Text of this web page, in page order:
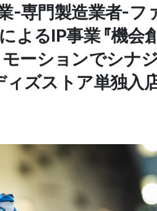
-専門製造業者-フ
よるIP事業 『機
ーションでシナ
ズストア単独入